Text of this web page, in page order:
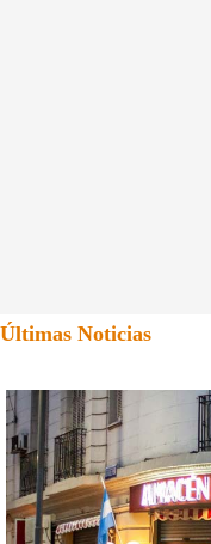
Últimas Noticias